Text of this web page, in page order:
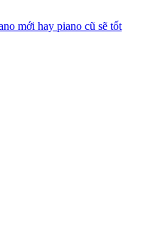
mới hay piano cũ sẽ tốt